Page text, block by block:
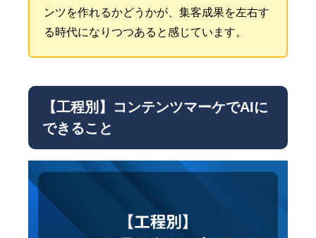
ンツを作れるかどうかが、集客成果を左右す
る時代になりつつあると感じています。
【工程別】コンテンツマーケでAIに
できること